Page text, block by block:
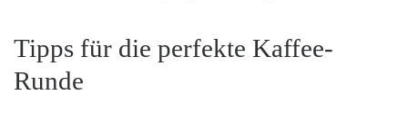
Tipps für die perfekte Kaffee-
Runde